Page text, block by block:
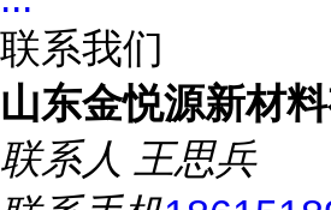
联系我们
山东金悦源新材
联系人 王思兵